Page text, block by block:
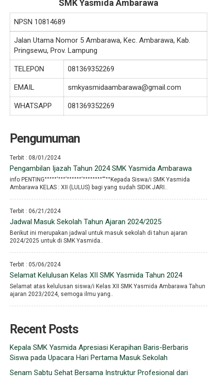
SMK Yasmida Ambarawa
NPSN 10814689
Jalan Utama Nomor 5 Ambarawa, Kec. Ambarawa, Kab.
Pringsewu, Prov. Lampung
TELEPON 081369352269
EMAIL smkyasmidaambarawa@gmail.com
WHATSAPP 081369352269
Pengumuman
Terbit : 08/01/2024
Pengambilan Ijazah Tahun 2024 SMK Yasmida Ambarawa
info PENTING°°°°°′°°°′°°°°°°′°°°°°°°°′′′°°Kepada Siswa/i SMK Yasmida
Ambarawa KELAS : XII (LULUS) bagi yang sudah SIDIK JARI..
Terbit : 06/21/2024
Jadwal Masuk Sekolah Tahun Ajaran 2024/2025
Berikut ini merupakan jadwal untuk masuk sekolah di tahun ajaran
2024/2025 untuk di SMK Yasmida..
Terbit : 05/06/2024
Selamat Kelulusan Kelas XII SMK Yasmida Tahun 2024
Selamat atas kelulusan siswa/i Kelas XII SMK Yasmida Ambarawa Tahun
ajaran 2023/2024, semoga ilmu yang..
Recent Posts
Kepala SMK Yasmida Apresiasi Kerapihan Baris-Berbaris
Siswa pada Upacara Hari Pertama Masuk Sekolah
Senam Sabtu Sehat Bersama Instruktur Profesional dari